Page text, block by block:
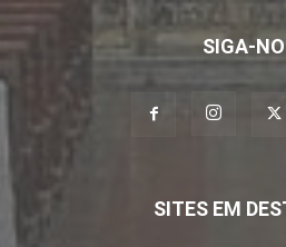
SIGA-
SITES EM